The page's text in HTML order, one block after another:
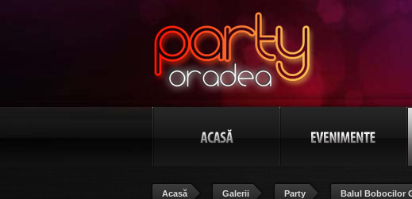
Acasă Galerii Party Balul Bobocilor